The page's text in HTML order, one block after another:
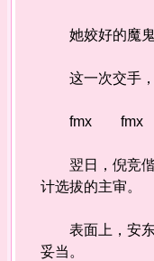
她姣好的魔鬼
这一次交手，
fmx fmx
翌日，倪竞偕
计选拔的主审。
表面上，安东
妥当。